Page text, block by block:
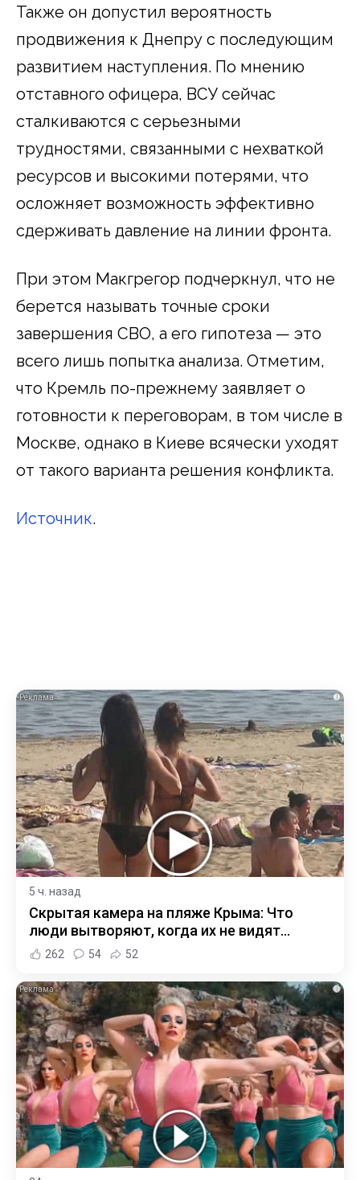
Также он допустил вероятность
продвижения к Днепру с последующим
развитием наступления. По мнению
отставного офицера, ВСУ сейчас
сталкиваются с серьезными
трудностями, связанными с нехваткой
ресурсов и высокими потерями, что
осложняет возможность эффективно
сдерживать давление на линии фронта.
При этом Макгрегор подчеркнул, что не
берется называть точные сроки
завершения СВО, а его гипотеза — это
всего лишь попытка анализа. Отметим,
что Кремль по-прежнему заявляет о
готовности к переговорам, в том числе в
Москве, однако в Киеве всячески уходят
от такого варианта решения конфликта.
Источник.
i
5 ч. назад
Скрытая камера на пляже Крыма: Что
люди вытворяют, когда их не видят...
262 54 52
i